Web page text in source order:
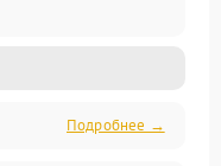
Подробнее →